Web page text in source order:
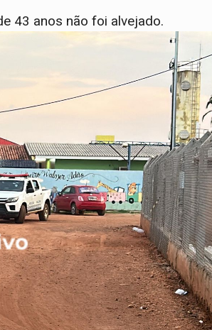
43 anos não foi alvejado.